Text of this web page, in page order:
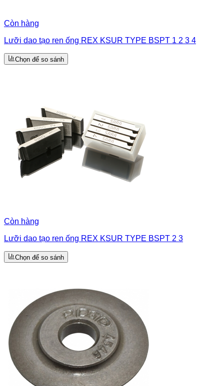
Còn hàng
Lưỡi dao tạo ren ống REX KSUR TYPE BSPT 1 2 3 4
Chọn để so sánh
Còn hàng
Lưỡi dao tạo ren ống REX KSUR TYPE BSPT 2 3
Chọn để so sánh